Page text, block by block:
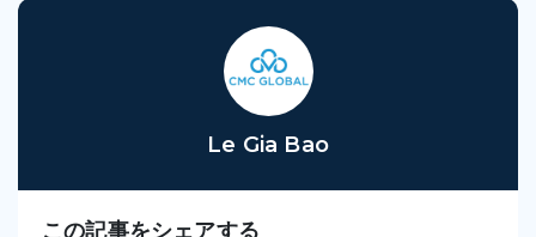
Le Gia Bao
この記事をシェアする